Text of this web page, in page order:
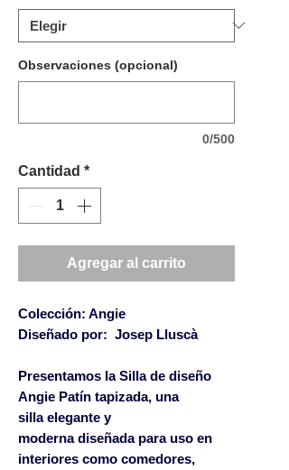
Observaciones (opcional)
0/500
Cantidad *
Agregar al carrito
Colección: Angie
Diseñado por: Josep Lluscà
Presentamos la Silla de diseño
Angie Patín tapizada, una
silla elegante y
moderna diseñada para uso en
interiores como comedores,